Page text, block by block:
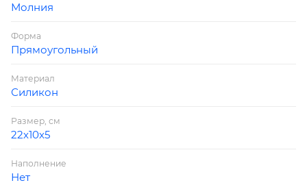
Молния
Форма
Прямоугольный
Материал
Силикон
Размер, см
22х10х5
Наполнение
Нет